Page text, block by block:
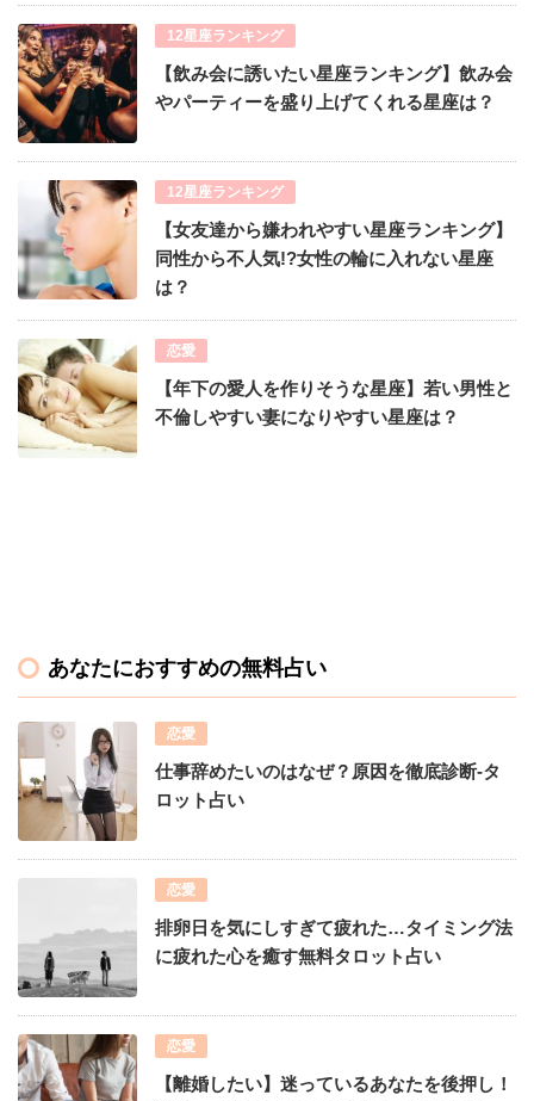
12星座ランキング
【飲み会に誘いたい星座ランキング】飲み会
やパーティーを盛り上げてくれる星座は？
12星座ランキング
【女友達から嫌われやすい星座ランキング】
同性から不人気!?女性の輪に入れない星座
は？
恋愛
【年下の愛人を作りそうな星座】若い男性と
不倫しやすい妻になりやすい星座は？
あなたにおすすめの無料占い
恋愛
仕事辞めたいのはなぜ？原因を徹底診断-タ
ロット占い
恋愛
排卵日を気にしすぎて疲れた…タイミング法
に疲れた心を癒す無料タロット占い
恋愛
【離婚したい】迷っているあなたを後押し！